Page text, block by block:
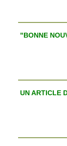
"BONNE
UN ARTICLE